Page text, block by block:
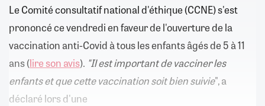
Le Comité consultatif national d'éthique (CCNE) s'est
prononcé ce vendredi en faveur de l'ouverture de la
vaccination anti-Covid à tous les enfants âgés de 5 à 11
ans (lire son avis). "Il est important de vacciner les
enfants et que cette vaccination soit bien suivie", a
déclaré lors d'une